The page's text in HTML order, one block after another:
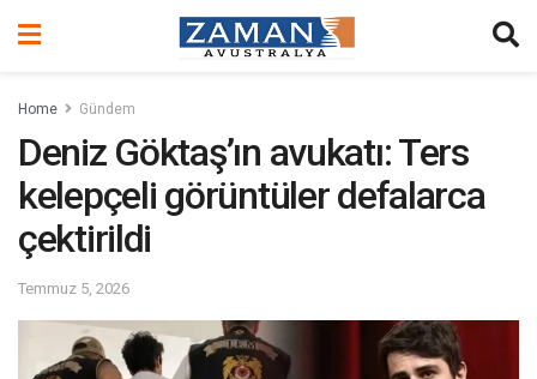
Home Gündem
Deniz Göktaş’ın avukatı: Ters
kelepçeli görüntüler defalarca
çektirildi
Temmuz 5, 2026